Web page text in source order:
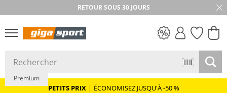
RETOUR SOUS 30 JOURS
PETITS PRIX
PETITS PRIX | ÉCONOMISEZ JUSQU'À -50 %
Durable
Premium